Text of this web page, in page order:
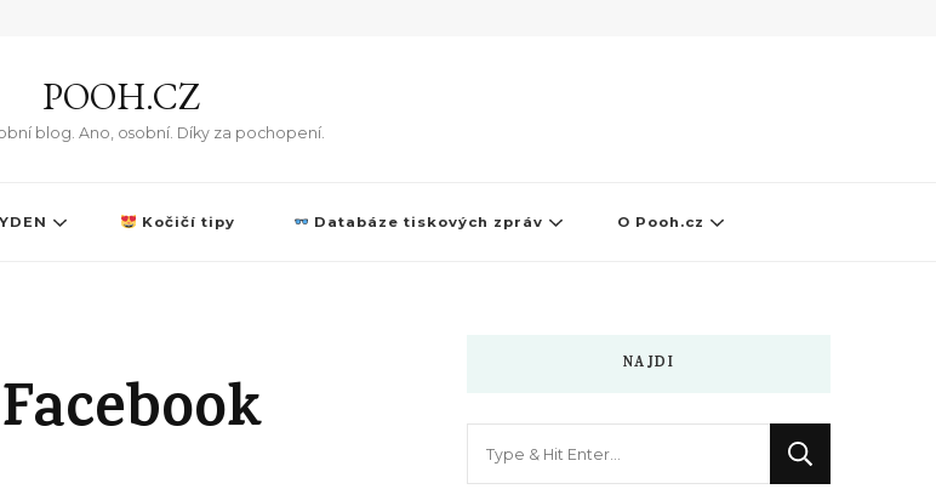
POOH.CZ
blog. Ano, osobní. Díky za pochopení.
Kočičí tipy Databáze tiskových zpráv O Pooh.cz
NAJDI